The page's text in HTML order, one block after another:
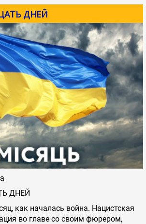
ДНЕЙ
ДНЕЙ
как началась война. Нацистская
во главе со своим фюрером,